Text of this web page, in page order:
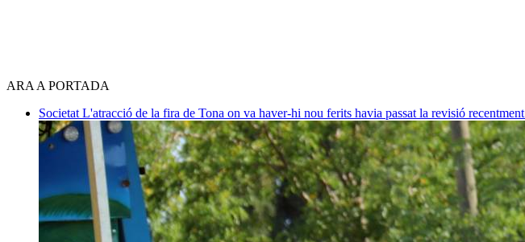
ARA A PORTADA
Societat L'atracció de la fira de Tona on va haver-hi nou ferits havia passat la revisió recentment